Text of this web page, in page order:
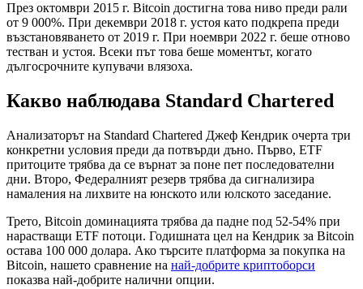
През октомври 2015 г. Bitcoin достигна това ниво преди рали
от 9 000%. При декември 2018 г. устоя като подкрепа преди
възстановяването от 2019 г. При ноември 2022 г. беше отново
тестван и устоя. Всеки път това беше моментът, когато
дългосрочните купувачи влязоха.
Какво наблюдава Standard Chartered
Анализаторът на Standard Chartered Джеф Кендрик очерта три
конкретни условия преди да потвърди дъно. Първо, ETF
притоците трябва да се върнат за поне пет последователни
дни. Второ, Федералният резерв трябва да сигнализира
намаления на лихвите на юнското или юлското заседание.
Трето, Bitcoin доминацията трябва да падне под 52-54% при
нарастващи ETF потоци. Годишната цел на Кендрик за Bitcoin
остава 100 000 долара. Ако търсите платформа за покупка на
Bitcoin, нашето сравнение на най-добрите криптоборси
показва най-добрите налични опции.